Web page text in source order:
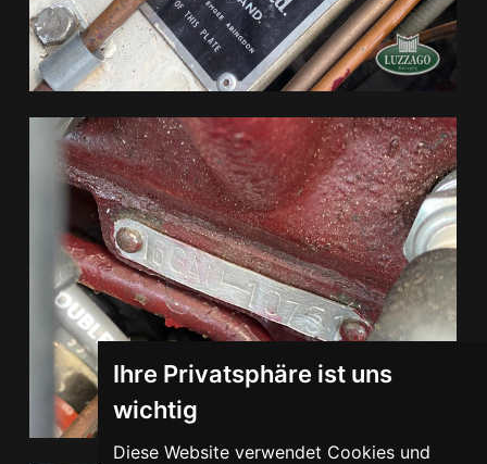
Ihre Privatsphäre ist uns
wichtig
Diese Website verwendet Cookies und